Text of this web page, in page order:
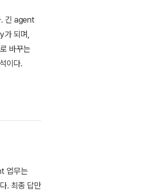
긴 agent
되며,
바꾸는
이다.
업무는
. 최종 답만